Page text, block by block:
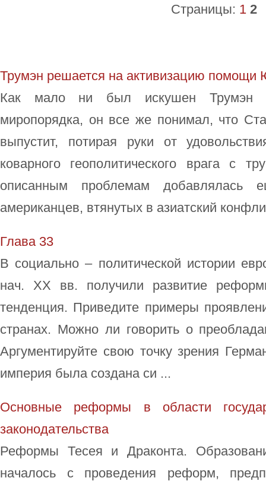
Страницы: 1 2
Трумэн решается на активизацию помощи
Как мало ни был искушен Трумэн в
миропорядка, он все же понимал, что
выпустит, потирая руки от
коварного геополитического врага с
описанным проблемам добавлялась
американцев, втянутых в азиатский
Глава 33
В социально – политической истории
нач. XX вв. получили развитие
тенденция. Приведите примеры
странах. Можно ли говорить о
Аргументируйте свою точку зрения
империя была создана си ...
Основные реформы в области
законодательства
Реформы Тесея и Драконта.
началось с проведения реформ,